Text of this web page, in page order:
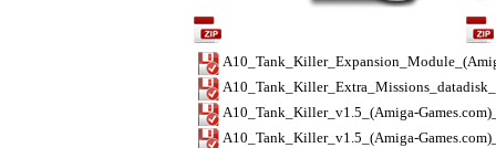
A10_Tank_Killer_v1.5_(Amiga-
A10_Tank_Killer_v1.5_(Amiga-